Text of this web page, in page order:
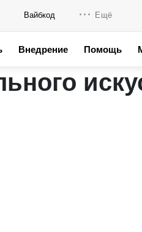
Вайбкод Ещё
Внедрение Помощь